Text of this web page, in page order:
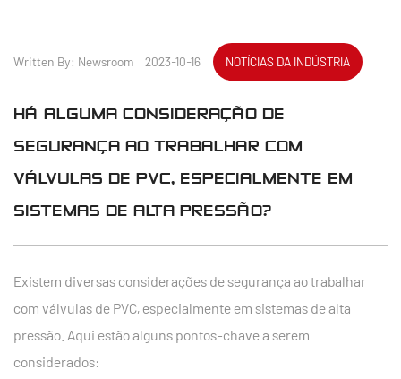
Written By: Newsroom 2023-10-16 NOTÍCIAS DA INDÚSTRIA
HÁ ALGUMA CONSIDERAÇÃO DE
SEGURANÇA AO TRABALHAR COM
VÁLVULAS DE PVC, ESPECIALMENTE EM
SISTEMAS DE ALTA PRESSÃO?
Existem diversas considerações de segurança ao trabalhar
com válvulas de PVC, especialmente em sistemas de alta
pressão. Aqui estão alguns pontos-chave a serem
considerados: